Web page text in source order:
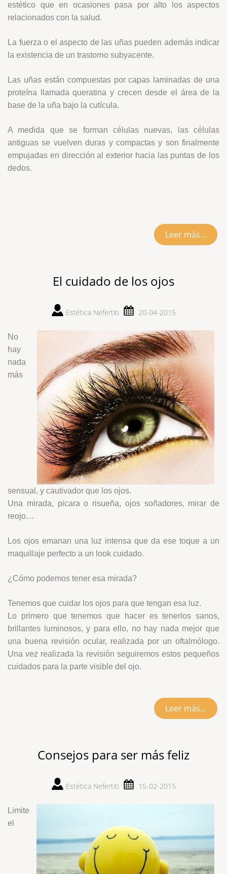
estético que en ocasiones pasa por alto los aspectos
relacionados con la salud.
La fuerza o el aspecto de las uñas pueden además indicar
la existencia de un trastorno subyacente.
Las uñas están compuestas por capas laminadas de una
proteína llamada queratina y crecen desde el área de la
base de la uña bajo la cutícula.
A medida que se forman células nuevas, las células
antiguas se vuelven duras y compactas y son finalmente
empujadas en dirección al exterior hacia las puntas de los
dedos.
Leer más...
El cuidado de los ojos
Estética Nefertiti 20-04-2015
No
hay
nada
más
sensual, y cautivador que los ojos.
Una mirada, picara o risueña, ojos soñadores, mirar de
reojo…
Los ojos emanan una luz intensa que da ese toque a un
maquillaje perfecto a un look cuidado.
¿Cómo podemos tener esa mirada?
Tenemos que cuidar los ojos para que tengan esa luz.
Lo primero que tenemos que hacer es tenerlos sanos,
brillantes luminosos, y para ello, no hay nada mejor que
una buena revisión ocular, realizada por un oftalmólogo.
Una vez realizada la revisión seguiremos estos pequeños
cuidados para la parte visible del ojo.
Leer más...
Consejos para ser más feliz
Estética Nefertiti 15-02-2015
Limite
el